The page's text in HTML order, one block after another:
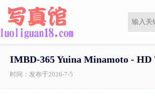
IMBD-365 Yuina Minamoto - HD
时间：发布于2026-7-5